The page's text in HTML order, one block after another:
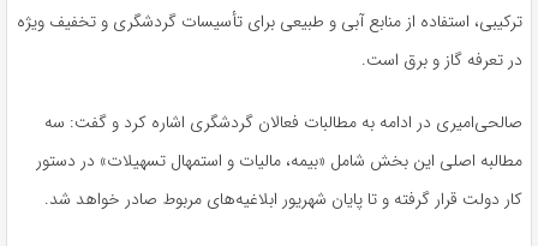
ترکیبی، استفاده از منابع آبی و طبیعی برای تأسیسات گردشگری و تخفیف ویژه
در تعرفه گاز و برق است.
صالحی‌امیری در ادامه به مطالبات فعالان گردشگری اشاره کرد و گفت: سه
مطالبه اصلی این بخش شامل «بیمه، مالیات و استمهال تسهیلات» در دستور
کار دولت قرار گرفته و تا پایان شهریور ابلاغیه‌های مربوط صادر خواهد شد.